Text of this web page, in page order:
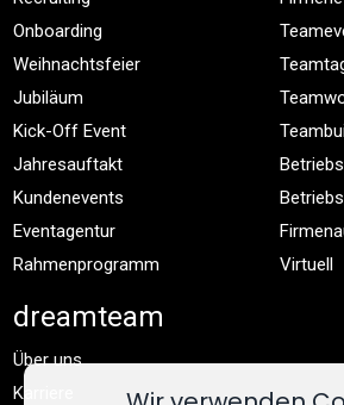
Onboarding
Weihnachtsfeier
Jubiläum
Kick-Off Event
Jahresauftakt
Kundenevents
Eventagentur
Rahmenprogramm
Virtuell
dreamteam
Über uns
Karriere